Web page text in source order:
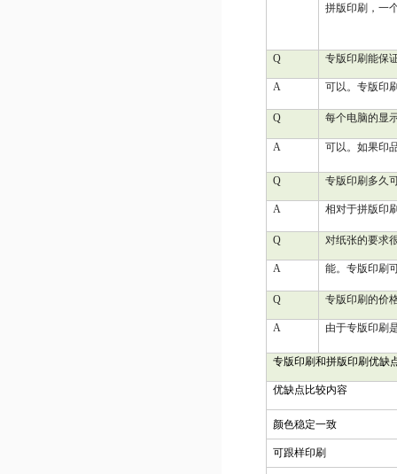
拼版印刷，一
Q 专版印刷能保
A 可以。专版印
Q 每个电脑的显
A 可以。如果印
Q 专版印刷多久
A 相对于拼版印
Q 对纸张的要求
A 能。专版印刷
Q 专版印刷的价
A 由于专版印刷
专版印刷和拼版印刷优缺
优缺点比较内容
颜色稳定一致
可跟样印刷